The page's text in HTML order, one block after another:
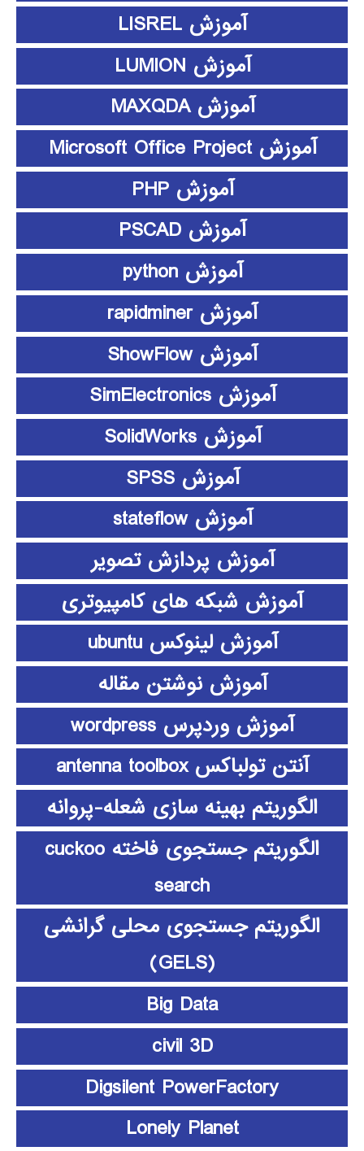
آموزش LISREL
آموزش LUMION
آموزش MAXQDA
آموزش Microsoft Office Project
آموزش PHP
آموزش PSCAD
آموزش python
آموزش rapidminer
آموزش ShowFlow
آموزش SimElectronics
آموزش SolidWorks
آموزش SPSS
آموزش stateflow
آموزش پردازش تصویر
آموزش شبکه های کامپیوتری
آموزش لینوکس ubuntu
آموزش نوشتن مقاله
آموزش وردپرس wordpress
آنتن تولباکس antenna toolbox
الگوریتم بهینه سازی شعله-پروانه
الگوریتم جستجوی فاخته cuckoo
search
الگوریتم جستجوی محلی گرانشی
(GELS)
Big Data
civil 3D
Digsilent PowerFactory
Lonely Planet